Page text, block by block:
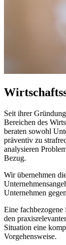
Seit ihrer
Bereichen des
beraten sowohl
präventiv zu
analysieren
Bezug.
Wir übernehmen
Unternehmen
Eine
den
Situation eine
Vorgehensweise.